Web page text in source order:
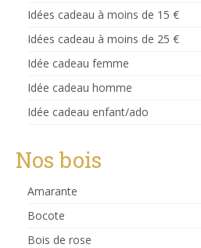
Les
Idées cadeau à moins de 15 €
Idées cadeau à moins de 25 €
Idée cadeau femme
Idée cadeau homme
Idée cadeau enfant/ado
Nos bois
Amarante
Bocote
Bois de rose